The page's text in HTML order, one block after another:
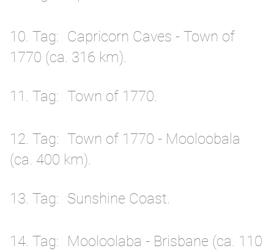
10. Tag
Capricorn Caves - Town of
1770 (ca. 316 km).
11. Tag Town of 1770.
12. Tag
Town of 1770 - Mooloobala
(ca. 400 km).
13. Tag Sunshine Coast.
14. Tag
Mooloolaba - Brisbane (ca. 110